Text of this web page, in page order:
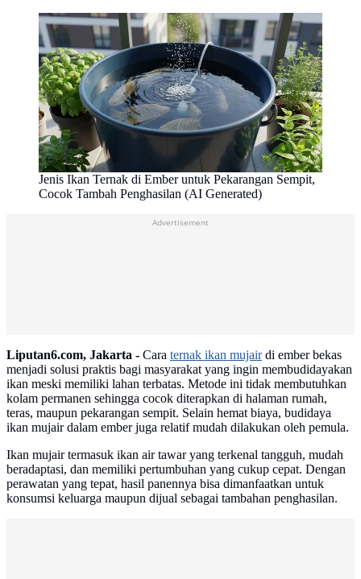
Jenis Ikan Ternak di Ember untuk Pekarangan Sempit,
Cocok Tambah Penghasilan (AI Generated)
Liputan6.com, Jakarta - Cara ternak ikan mujairdi ember bekas
menjadi solusi praktis bagi masyarakat yang ingin membudidayakan
ikan meski memiliki lahan terbatas. Metode ini tidak membutuhkan
kolam permanen sehingga cocok diterapkan di halaman rumah,
teras, maupun pekarangan sempit. Selain hemat biaya, budidaya
ikan mujair dalam ember juga relatif mudah dilakukan oleh pemula.
Ikan mujair termasuk ikan air tawar yang terkenal tangguh, mudah
beradaptasi, dan memiliki pertumbuhan yang cukup cepat. Dengan
perawatan yang tepat, hasil panennya bisa dimanfaatkan untuk
konsumsi keluarga maupun dijual sebagai tambahan penghasilan.